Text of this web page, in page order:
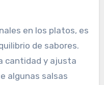
en los platos, es
de sabores.
cantidad y ajusta
algunas salsas